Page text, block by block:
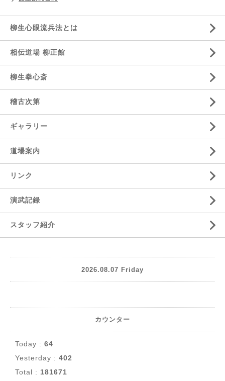
柳生心眼流兵法とは
相伝道場 柳正館
柳生拳心斎
稽古次第
ギャラリー
道場案内
リンク
演武記録
スタッフ紹介
2026.08.07 Friday
カウンター
Today : 64
Yesterday : 402
Total : 181671